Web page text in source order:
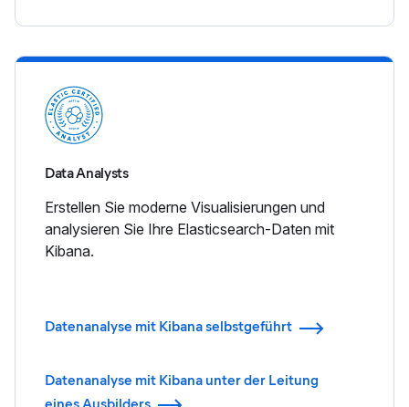
Data Analysts
Erstellen Sie moderne Visualisierungen und
analysieren Sie Ihre Elasticsearch-Daten mit
Kibana.
Datenanalyse mit Kibana selbstgeführt
Datenanalyse mit Kibana unter der Leitung